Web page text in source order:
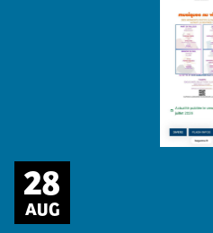
28
AUG